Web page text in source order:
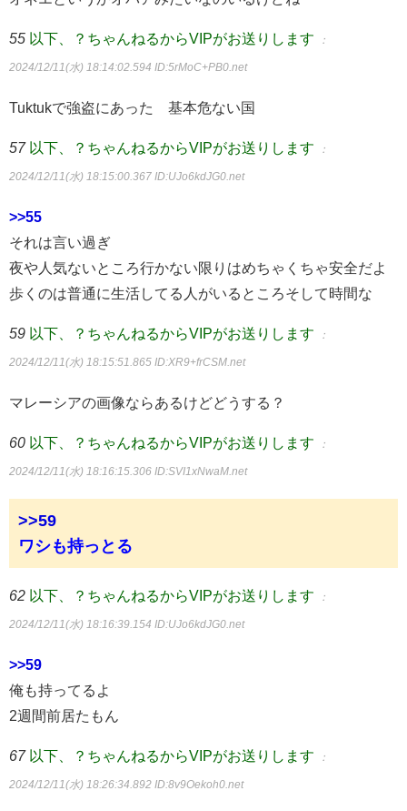
55 以下、？ちゃんねるからVIPがお送りします ：
2024/12/11(水) 18:14:02.594 ID:5rMoC+PB0.net
Tuktukで強盗にあった 基本危ない国
57 以下、？ちゃんねるからVIPがお送りします ：
2024/12/11(水) 18:15:00.367 ID:UJo6kdJG0.net
>>55
それは言い過ぎ
夜や人気ないところ行かない限りはめちゃくちゃ安全だよ
歩くのは普通に生活してる人がいるところそして時間な
59 以下、？ちゃんねるからVIPがお送りします ：
2024/12/11(水) 18:15:51.865 ID:XR9+frCSM.net
マレーシアの画像ならあるけどどうする？
60 以下、？ちゃんねるからVIPがお送りします ：
2024/12/11(水) 18:16:15.306 ID:SVI1xNwaM.net
>>59
ワシも持っとる
62 以下、？ちゃんねるからVIPがお送りします ：
2024/12/11(水) 18:16:39.154 ID:UJo6kdJG0.net
>>59
俺も持ってるよ
2週間前居たもん
67 以下、？ちゃんねるからVIPがお送りします ：
2024/12/11(水) 18:26:34.892 ID:8v9Oekoh0.net